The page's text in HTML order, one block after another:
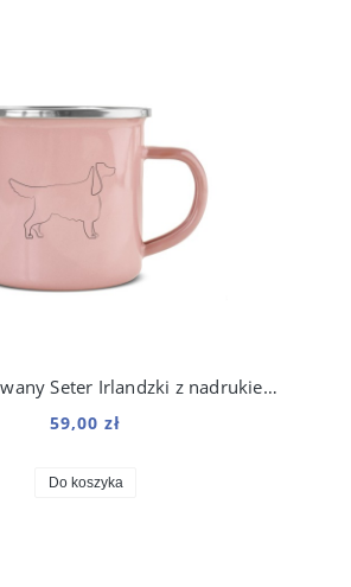
Kubek emaliowany Seter Irlandzki z nadrukiem Line Różowy
59,00 zł
Do koszyka